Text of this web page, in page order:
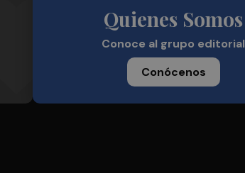
Quienes Somos
Conoce al grupo editorial
Conócenos